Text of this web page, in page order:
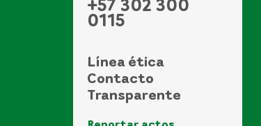
+57 302 300
0115
Línea ética
Contacto
Transparente